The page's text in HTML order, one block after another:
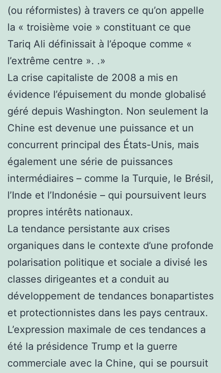
(ou réformistes) à travers ce qu’on appelle
la « troisième voie » constituant ce que
Tariq Ali définissait à l’époque comme «
l’extrême centre ». .»
La crise capitaliste de 2008 a mis en
évidence l’épuisement du monde globalisé
géré depuis Washington. Non seulement la
Chine est devenue une puissance et un
concurrent principal des États-Unis, mais
également une série de puissances
intermédiaires – comme la Turquie, le Brésil,
l’Inde et l’Indonésie – qui poursuivent leurs
propres intérêts nationaux.
La tendance persistante aux crises
organiques dans le contexte d’une profonde
polarisation politique et sociale a divisé les
classes dirigeantes et a conduit au
développement de tendances bonapartistes
et protectionnistes dans les pays centraux.
L’expression maximale de ces tendances a
été la présidence Trump et la guerre
commerciale avec la Chine, qui se poursuit